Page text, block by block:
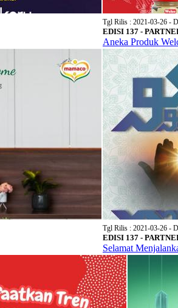
Tgl Rilis : 2021-03-26 -
EDISI 137 -
Aneka Produk
Tgl Rilis : 2021-03-26 -
EDISI 137 -
Selamat